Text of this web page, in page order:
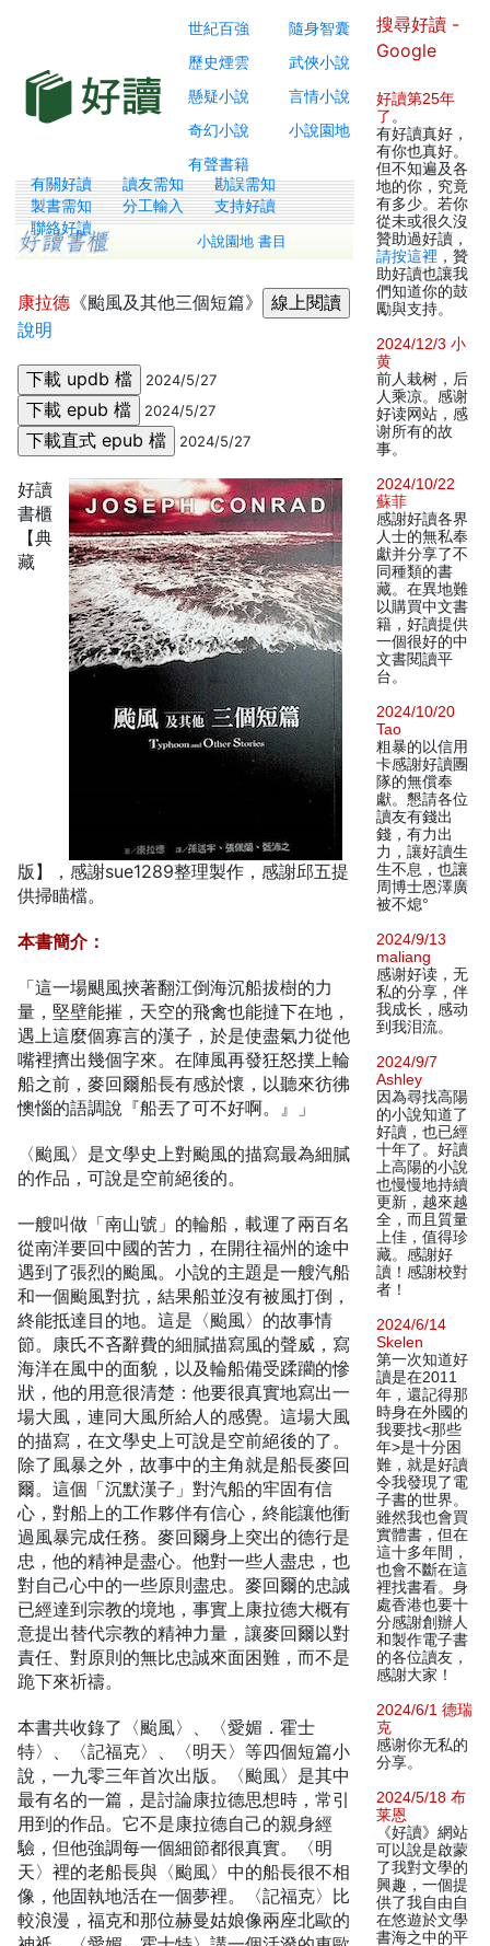
世紀百強
隨身智囊
歷史煙雲
武俠小說
懸疑小說
言情小說
奇幻小說
小說園地
有聲書籍
有關好讀 讀友需知
勘誤需知
製書需知
分工輸入
支持好讀
聯絡好讀
小說園地 書目
康拉德 《颱風及其他三個短篇》
說明
2024/5/27
2024/5/27
2024/5/27
好讀
書櫃
【典
藏
版】，感謝sue1289整理製作，感謝邱五提
供掃瞄檔。
本書簡介：
「這一場颶風挾著翻江倒海沉船拔樹的力
量，堅壁能摧，天空的飛禽也能撻下在地，
遇上這麼個寡言的漢子，於是使盡氣力從他
嘴裡擠出幾個字來。在陣風再發狂怒撲上輪
船之前，麥回爾船長有感於懷，以聽來彷彿
懊惱的語調說『船丟了可不好啊。』」
〈颱風〉是文學史上對颱風的描寫最為細膩
的作品，可說是空前絕後的。
一艘叫做「南山號」的輪船，載運了兩百名
從南洋要回中國的苦力，在開往福州的途中
遇到了張烈的颱風。小說的主題是一艘汽船
和一個颱風對抗，結果船並沒有被風打倒，
終能抵達目的地。這是〈颱風〉的故事情
節。康氏不吝辭費的細膩描寫風的聲威，寫
海洋在風中的面貌，以及輪船備受蹂躪的慘
狀，他的用意很清楚：他要很真實地寫出一
場大風，連同大風所給人的感覺。這場大風
的描寫，在文學史上可說是空前絕後的了。
除了風暴之外，故事中的主角就是船長麥回
爾。這個「沉默漢子」對汽船的牢固有信
心，對船上的工作夥伴有信心，終能讓他衝
過風暴完成任務。麥回爾身上突出的德行是
忠，他的精神是盡心。他對一些人盡忠，也
對自己心中的一些原則盡忠。麥回爾的忠誠
已經達到宗教的境地，事實上康拉德大概有
意提出替代宗教的精神力量，讓麥回爾以對
責任、對原則的無比忠誠來面困難，而不是
跪下來祈禱。
本書共收錄了〈颱風〉、〈愛媚．霍士
特〉、〈記福克〉、〈明天〉等四個短篇小
說，一九零三年首次出版。〈颱風〉是其中
最有名的一篇，是討論康拉德思想時，常引
用到的作品。它不是康拉德自己的親身經
驗，但他強調每一個細節都很真實。〈明
天〉裡的老船長與〈颱風〉中的船長很不相
像，他固執地活在一個夢裡。〈記福克〉比
較浪漫，福克和那位赫曼姑娘像兩座北歐的
搜尋好讀 -
Google
好讀第25年
了 。
有好讀真好，
有你也真好。
但不知遍及各
地的你，究竟
有多少。若你
從未或很久沒
贊助過好讀，
請按這裡 ，贊
助好讀也讓我
們知道你的鼓
勵與支持。
2024/12/3 小
黄
前人栽树，后
人乘凉。感谢
好读网站，感
谢所有的故
事。
2024/10/22
蘇菲
感謝好讀各界
人士的無私奉
獻并分享了不
同種類的書
藏。在異地難
以購買中文書
籍，好讀提供
一個很好的中
文書閱讀平
台。
2024/10/20
Tao
粗暴的以信用
卡感謝好讀團
隊的無償奉
獻。懇請各位
讀友有錢出
錢，有力出
力，讓好讀生
生不息，也讓
周博士恩澤廣
被不熄°
2024/9/13
maliang
感谢好读，无
私的分享，伴
我成长，感动
到我泪流。
2024/9/7
Ashley
因為尋找高陽
的小說知道了
好讀，也已經
十年了。好讀
上高陽的小說
也慢慢地持續
更新，越來越
全，而且質量
上佳，值得珍
藏。感謝好
讀！感謝校對
者！
2024/6/14
Skelen
第一次知道好
讀是在2011
年，還記得那
時身在外國的
我要找<那些
年>是十分困
難，就是好讀
令我發現了電
子書的世界。
雖然我也會買
實體書，但在
這十多年間，
也會不斷在這
裡找書看。身
處香港也要十
分感謝創辦人
和製作電子書
的各位讀友，
感謝大家！
2024/6/1 德瑞
克
感谢你无私的
分享。
2024/5/18 布
莱恩
《好讀》網站
可以說是啟蒙
了我對文學的
興趣，一個提
供了我自由自
在悠遊於文學
書海之中的平